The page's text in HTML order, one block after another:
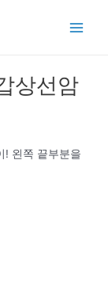
상선암
! 왼쪽 끝부분을